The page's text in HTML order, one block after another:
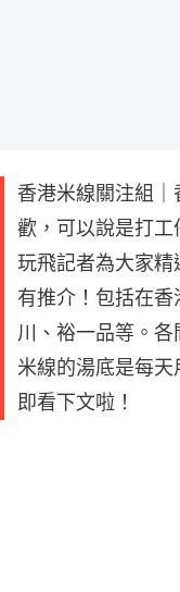
香港米線關注組
歡，可以說是打
玩飛記者為大家
有推介！包括在
川、裕一品等。
米線的湯底是每
即看下文啦！